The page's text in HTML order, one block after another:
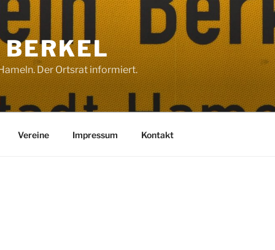
Der Ortsrat informiert.
Vereine Impressum Kontakt